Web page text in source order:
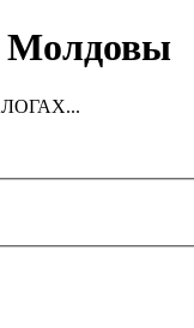
Молдовы